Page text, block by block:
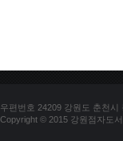
우편번호 24209 강원도 춘천
Copyright © 2015 강원점자도